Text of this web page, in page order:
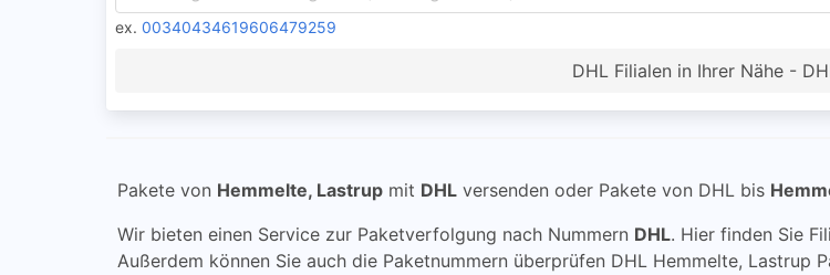
ex. 00340434619606479259
DHL Filialen in Ihrer Nähe -
Pakete von Hemmelte, Lastrup mit DHL versenden oder Pakete von DHL bis
Wir bieten einen Service zur Paketverfolgung nach Nummern DHL. Hier finden Sie
Außerdem können Sie auch die Paketnummern überprüfen DHL Hemmelte, Lastrup